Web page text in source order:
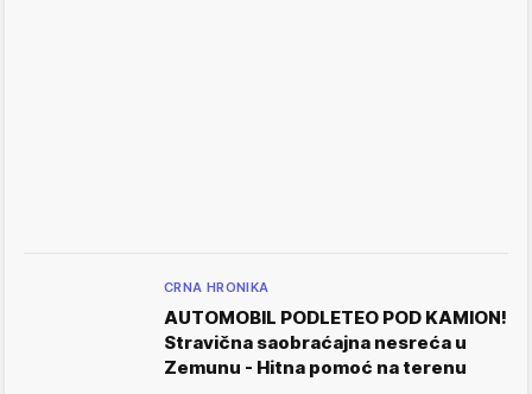
CRNA HRONIKA
AUTOMOBIL PODLETEO POD KAMION!
Stravična saobraćajna nesreća u
Zemunu - Hitna pomoć na terenu